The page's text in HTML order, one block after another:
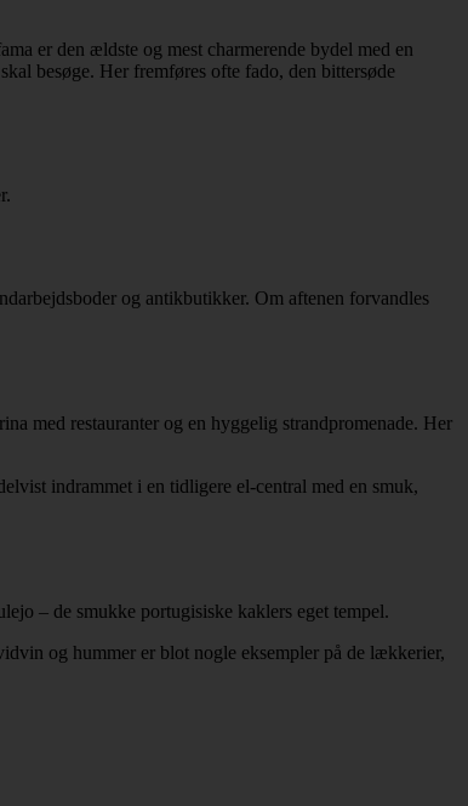
er den ældste og mest charmerende bydel med en
besøge. Her fremføres ofte fado, den bittersøde
og antikbutikker. Om aftenen forvandles
med restauranter og en hyggelig strandpromenade. Her
indrammet i en tidligere el-central med en smuk,
– de smukke portugisiske kaklers eget tempel.
og hummer er blot nogle eksempler på de lækkerier,